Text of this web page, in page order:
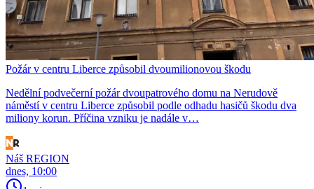
Požár v centru Liberce způsobil dvoumilionovou škodu
Nedělní podvečerní požár dvoupatrového domu na Nerudově
náměstí v centru Liberce způsobil podle odhadu hasičů škodu dva
miliony korun. Příčina vzniku je nadále v…
Náš REGION
dnes, 10:00